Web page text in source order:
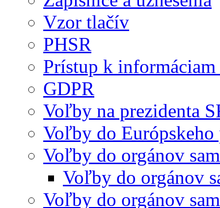
Vzor tlačív
PHSR
Prístup k
GDPR
Voľby na prezidenta
Voľby do Európskeho
Voľby do orgánov
Voľby do orgánov
Voľby do orgánov